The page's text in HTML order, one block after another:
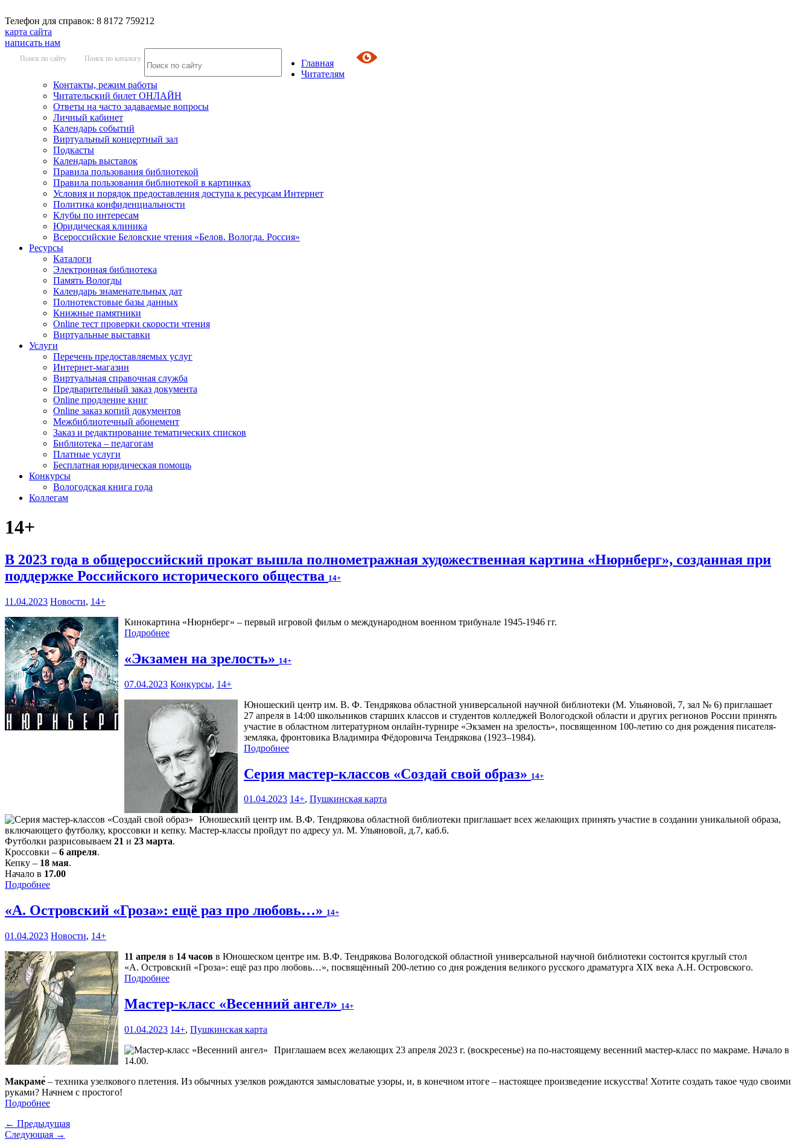
Телефон для справок: 8 8172 759212
карта сайта
написать нам
Поиск по сайту Поиск по каталогу
Главная
Читателям
Контакты, режим работы
Читательский билет ОНЛАЙН
Ответы на часто задаваемые вопросы
Личный кабинет
Календарь событий
Виртуальный концертный зал
Подкасты
Календарь выставок
Правила пользования библиотекой
Правила пользования библиотекой в картинках
Условия и порядок предоставления доступа к ресурсам Интернет
Политика конфиденциальности
Клубы по интересам
Юридическая клиника
Всероссийские Беловские чтения «Белов. Вологда. Россия»
Ресурсы
Каталоги
Электронная библиотека
Память Вологды
Календарь знаменательных дат
Полнотекстовые базы данных
Книжные памятники
Online тест проверки скорости чтения
Виртуальные выставки
Услуги
Перечень предоставляемых услуг
Интернет-магазин
Виртуальная справочная служба
Предварительный заказ документа
Online продление книг
Online заказ копий документов
Межбиблиотечный абонемент
Заказ и редактирование тематических списков
Библиотека – педагогам
Платные услуги
Бесплатная юридическая помощь
Конкурсы
Вологодская книга года
Коллегам
14+
В 2023 года в общероссийский прокат вышла полнометражная художественная картина «Нюрнберг», созданная при
поддержке Российского исторического общества 14+
11.04.2023 Новости, 14+
Кинокартина «Нюрнберг» – первый игровой фильм о международном военном трибунале 1945-1946 гг.
Подробнее
«Экзамен на зрелость» 14+
07.04.2023 Конкурсы, 14+
Юношеский центр им. В. Ф. Тендрякова областной универсальной научной библиотеки (М. Ульяновой, 7, зал № 6) приглашает
27 апреля в 14:00 школьников старших классов и студентов колледжей Вологодской области и других регионов России принять
участие в областном литературном онлайн-турнире «Экзамен на зрелость», посвященном 100-летию со дня рождения писателя-
земляка, фронтовика Владимира Фёдоровича Тендрякова (1923–1984).
Подробнее
Серия мастер-классов «Создай свой образ» 14+
01.04.2023 14+, Пушкинская карта
Юношеский центр им. В.Ф. Тендрякова областной библиотеки приглашает всех желающих принять участие в создании уникальной образа,
включающего футболку, кроссовки и кепку. Мастер-классы пройдут по адресу ул. М. Ульяновой, д.7, каб.6.
Футболки разрисовываем 21 и 23 марта.
Кроссовки – 6 апреля.
Кепку – 18 мая.
Начало в 17.00
Подробнее
«А. Островский «Гроза»: ещё раз про любовь…» 14+
01.04.2023 Новости, 14+
11 апреля в 14 часов в Юношеском центре им. В.Ф. Тендрякова Вологодской областной универсальной научной библиотеки состоится круглый стол
«А. Островский «Гроза»: ещё раз про любовь…», посвящённый 200-летию со дня рождения великого русского драматурга XIX века А.Н. Островского.
Подробнее
Мастер-класс «Весенний ангел» 14+
01.04.2023 14+, Пушкинская карта
Приглашаем всех желающих 23 апреля 2023 г. (воскресенье) на по-настоящему весенний мастер-класс по макраме. Начало в
14.00.
Макраме́ – техника узелкового плетения. Из обычных узелков рождаются замысловатые узоры, и, в конечном итоге – настоящее произведение искусства! Хотите создать такое чудо своими
руками? Начнем с простого!
Подробнее
← Предыдущая
Следующая →